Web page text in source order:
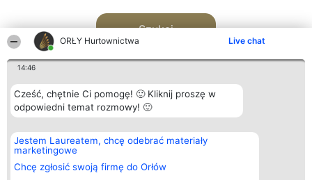
ORŁY Hurtownictwa Live chat
14:46
Cześć, chętnie Ci pomogę! 🙂 Kliknij proszę w
odpowiedni temat rozmowy! 🙂
Jestem Laureatem, chcę odebrać materiały
marketingowe
Chcę zgłosić swoją firmę do Orłów
Szukaj
Organizator plebiscytu
Bright Side Solutions sp. z o.
o. sp. k.
ul. Ruska 22
Wrocław 50-079
Plebiscyt
Laureaci
wszystkich
Laureatów
Kontakt
Kontakt